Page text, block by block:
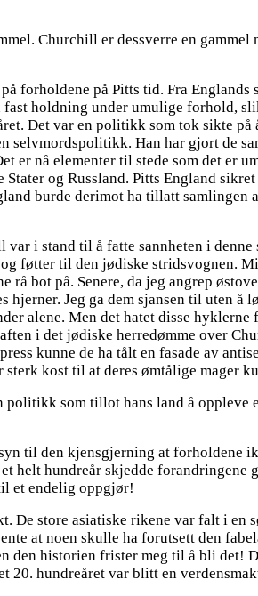
Churchill er dessverre en gammel
forholdene på Pitts tid. Fra Englands
holdning under umulige forhold,
Det var en politikk som tok sikte på
selvmordspolitikk. Han har gjort de
er nå elementer til stede som det er
og Russland. Pitts England
burde derimot ha tillatt samlingen
i stand til å fatte sannheten i
føtter til den jødiske stridsvognen.
rå bot på. Senere, da jeg angrep
hjerner. Jeg ga dem sjansen til uten å
alene. Men det hatet disse hyklerne
i det jødiske herredømme over
kunne de ha tålt en fasade av
kost til at deres ømtålige mager
politikk som tillot hans land å
til den kjensgjerning at forholdene
helt hundreår skjedde forandringene
et endelig oppgjør!
De store asiatiske rikene var falt i en
at noen skulle ha forutsett den
den historien frister meg til å bli det!
20. hundreåret var blitt en